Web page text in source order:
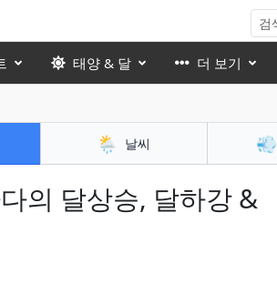
태양 & 달 더 보기
🌦️ 날씨 💨
의 달상승, 달하강 &